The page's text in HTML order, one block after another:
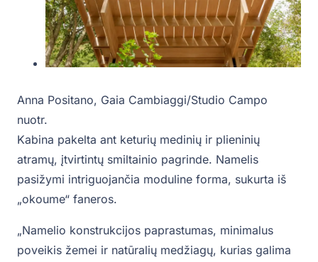
Anna Positano, Gaia Cambiaggi/Studio Campo
nuotr.
Kabina pakelta ant keturių medinių ir plieninių
atramų, įtvirtintų smiltainio pagrinde. Namelis
pasižymi intriguojančia moduline forma, sukurta iš
„okoume“ faneros.
„Namelio konstrukcijos paprastumas, minimalus
poveikis žemei ir natūralių medžiagų, kurias galima